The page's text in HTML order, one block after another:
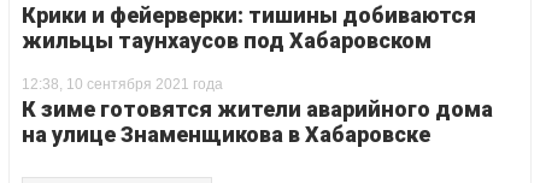
Крики и фейерверки: тишины добиваются
жильцы таунхаусов под Хабаровском
12:38, 10 сентября 2021 года
К зиме готовятся жители аварийного дома
на улице Знаменщикова в Хабаровске